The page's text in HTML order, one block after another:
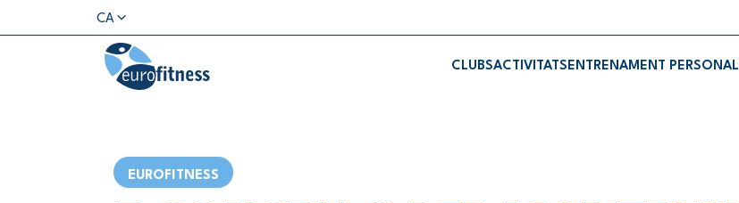
CA
CLUBSACTIVITATS ENTRENAMENT PERSONAL
EUROFITNESS